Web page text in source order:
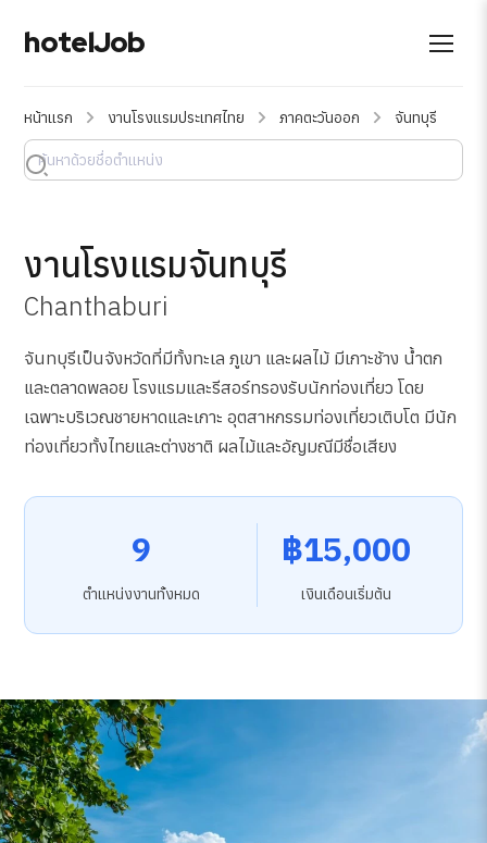
hotelJob
หน้าแรก งานโรงแรมประเทศไทย ภาคตะวันออก จันทบุรี
งานโรงแรมจันทบุรี
Chanthaburi
จันทบุรีเป็นจังหวัดที่มีทั้งทะเล ภูเขา และผลไม้ มีเกาะช้าง น้ำตก
และตลาดพลอย โรงแรมและรีสอร์ทรองรับนักท่องเที่ยว โดย
เฉพาะบริเวณชายหาดและเกาะ อุตสาหกรรมท่องเที่ยวเติบโต มีนัก
ท่องเที่ยวทั้งไทยและต่างชาติ ผลไม้และอัญมณีมีชื่อเสียง
9
ตำแหน่งงานทั้งหมด
฿15,000
เงินเดือนเริ่มต้น